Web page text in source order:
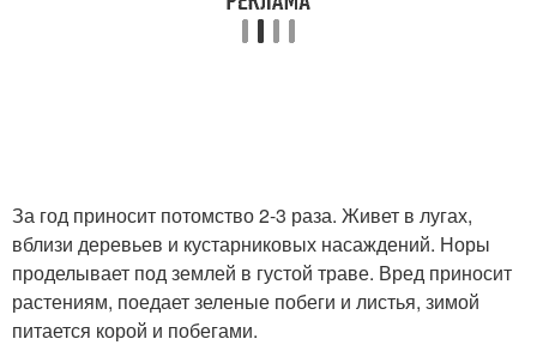
За год приносит потомство 2-3 раза. Живет в лугах,
вблизи деревьев и кустарниковых насаждений. Норы
проделывает под землей в густой траве. Вред приносит
растениям, поедает зеленые побеги и листья, зимой
питается корой и побегами.